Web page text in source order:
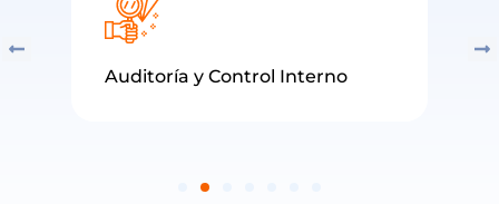
Auditoría y Control Interno